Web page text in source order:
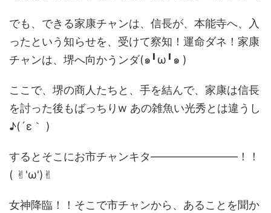
でも、できる家康チャンは、信長が、本能寺へ、入
ったという知らせを、受けて察知！運命ダネ！家康
チャンは、堺へ向かうンダ(๑╹ω╹๑ )
ここで、堺の商人たちと、手を結んで、家康は信長
を討った後もばっちりw あの雑魚い光秀とは違うし
♪(´ε｀ )
するとそこにお市チャンキタ――――――――！！
( ✌︎'ω')✌︎
女神降臨！！そこで市チャンから、あることを聞か